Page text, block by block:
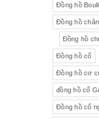
Đồng hồ
Đồng hồ
Đồng hồ
Đồng hồ cổ
Đồng hồ cơ
đồng hồ cổ
Đồng hồ cổ